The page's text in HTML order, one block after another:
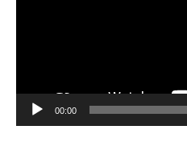
00:00